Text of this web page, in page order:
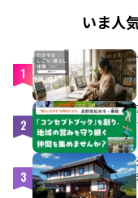
いま人
1
2
3